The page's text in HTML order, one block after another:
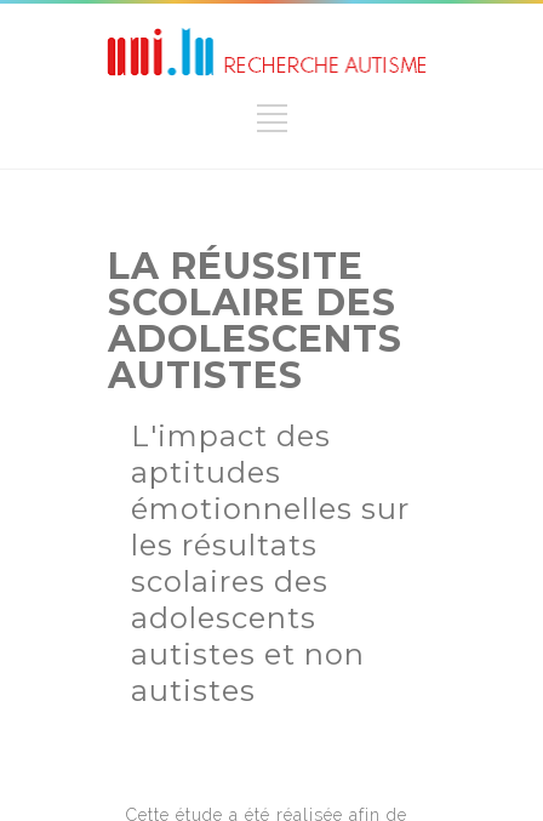
LA RÉUSSITE
SCOLAIRE DES
ADOLESCENTS
AUTISTES
L'impact des
aptitudes
émotionnelles sur
les résultats
scolaires des
adolescents
autistes et non
autistes
Cette étude a été réalisée afin de